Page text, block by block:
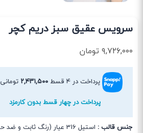
سرویس عقیق سبز دریم کچر
۹,۷۲۶,۰۰۰تومان
پرداخت در ۴ قسط ۲,۴۳۱,۵۰۰
پرداخت در چهار قسط بدون کارمزد
جنس قالب : استیل 316 عیار (رنگ ثابت و ضد حساسیت)